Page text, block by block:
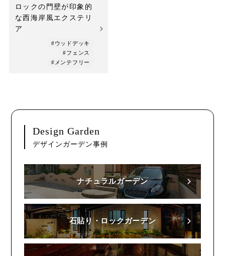
サイトマップ
ロックの門壁が印象的
な西海岸風エクステリ
ア
#ウッドデッキ
#フェンス
#メンテフリー
Design Garden
デザインガーデン事例
ナチュラルガーデン
石貼り・ロックガーデン